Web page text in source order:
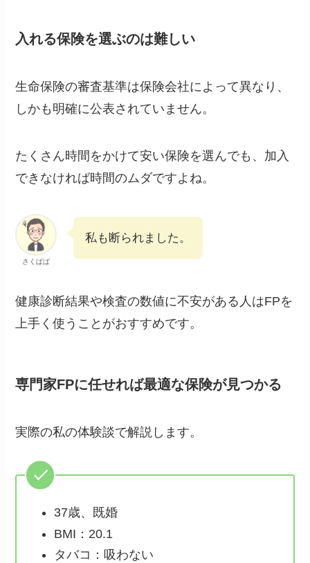
入れる保険を選ぶのは難しい
生命保険の審査基準は保険会社によって異なり、
しかも明確に公表されていません。
たくさん時間をかけて安い保険を選んでも、加入
できなければ時間のムダですよね。
さくぱぱ
私も断られました。
健康診断結果や検査の数値に不安がある人はFPを
上手く使うことがおすすめです。
専門家FPに任せれば最適な保険が見つかる
実際の私の体験談で解説します。
37歳、既婚
BMI：20.1
タバコ：吸わない